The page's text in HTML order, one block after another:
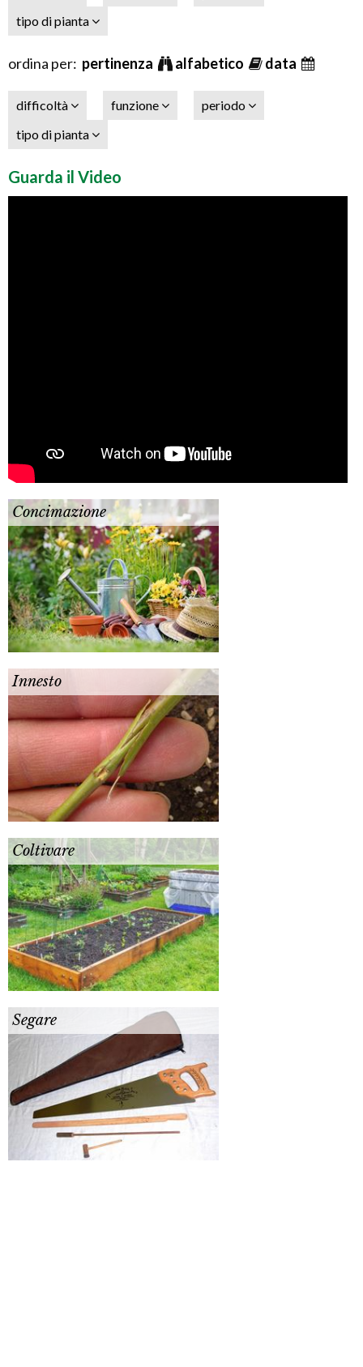
tipo di pianta
ordina per: pertinenza alfabetico data
difficoltà funzione
periodo
tipo di pianta
Guarda il Video
Concimazione
Innesto
Coltivare
Segare